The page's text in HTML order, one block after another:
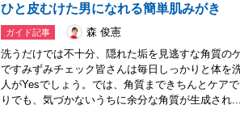
ひと皮むけた男になれる簡単肌みがき
ガイド記事
森 俊憲
洗うだけでは不十分、隠れた垢を見逃すな角質の
ですみずみチェック皆さんは毎日しっかりと体を
人がYesでしょう。では、角質まできちんとケア
りでも、気づかないうちに余分な角質が生成され...